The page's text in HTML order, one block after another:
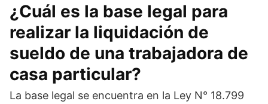
¿Cuál es la base legal para
realizar la liquidación de
sueldo de una trabajadora de
casa particular?
La base legal se encuentra en la Ley N° 18.799